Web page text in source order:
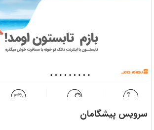
سرویس پیشگامان